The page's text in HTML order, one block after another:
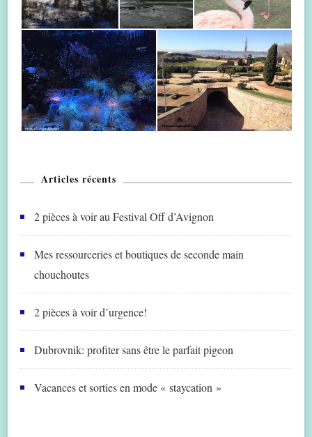
Articles récents
2 pièces à voir au Festival Off d’Avignon
Mes ressourceries et boutiques de seconde main
chouchoutes
2 pièces à voir d’urgence!
Dubrovnik: profiter sans être le parfait pigeon
Vacances et sorties en mode « staycation »